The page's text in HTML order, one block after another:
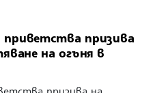
приветства призива
на огъня в